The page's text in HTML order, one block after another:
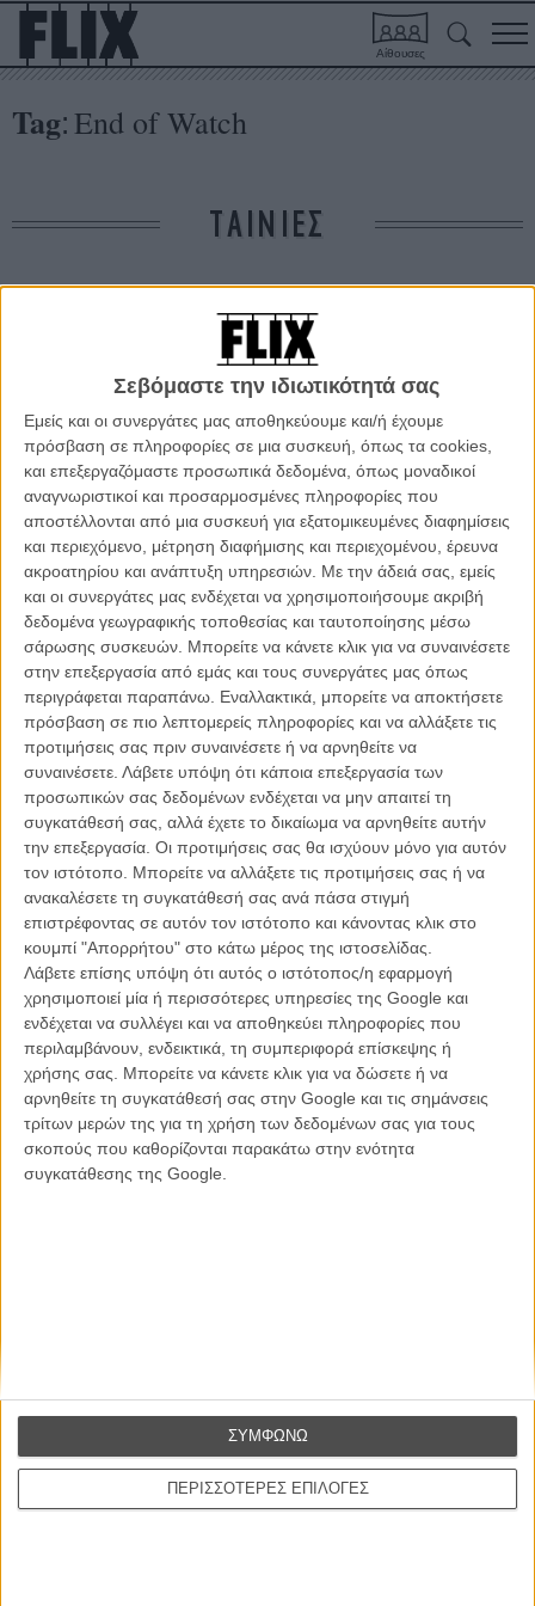
Σεβόμαστε την ιδιωτικότητά σας
Εμείς και οι συνεργάτες μας αποθηκεύουμε και/ή έχουμε
πρόσβαση σε πληροφορίες σε μια συσκευή, όπως τα cookies,
και επεξεργαζόμαστε προσωπικά δεδομένα, όπως μοναδικοί
αναγνωριστικοί και προσαρμοσμένες πληροφορίες που
αποστέλλονται από μια συσκευή για εξατομικευμένες διαφημίσεις
και περιεχόμενο, μέτρηση διαφήμισης και περιεχομένου, έρευνα
ακροατηρίου και ανάπτυξη υπηρεσιών. Με την άδειά σας, εμείς
και οι συνεργάτες μας ενδέχεται να χρησιμοποιήσουμε ακριβή
δεδομένα γεωγραφικής τοποθεσίας και ταυτοποίησης μέσω
σάρωσης συσκευών. Μπορείτε να κάνετε κλικ για να συναινέσετε
στην επεξεργασία από εμάς και τους συνεργάτες μας όπως
περιγράφεται παραπάνω. Εναλλακτικά, μπορείτε να αποκτήσετε
πρόσβαση σε πιο λεπτομερείς πληροφορίες και να αλλάξετε τις
προτιμήσεις σας πριν συναινέσετε ή να αρνηθείτε να
συναινέσετε. Λάβετε υπόψη ότι κάποια επεξεργασία των
προσωπικών σας δεδομένων ενδέχεται να μην απαιτεί τη
συγκατάθεσή σας, αλλά έχετε το δικαίωμα να αρνηθείτε αυτήν
την επεξεργασία. Οι προτιμήσεις σας θα ισχύουν μόνο για αυτόν
τον ιστότοπο. Μπορείτε να αλλάξετε τις προτιμήσεις σας ή να
ανακαλέσετε τη συγκατάθεσή σας ανά πάσα στιγμή
επιστρέφοντας σε αυτόν τον ιστότοπο και κάνοντας κλικ στο
κουμπί "Απορρήτου" στο κάτω μέρος της ιστοσελίδας.
Λάβετε επίσης υπόψη ότι αυτός ο ιστότοπος/η εφαρμογή
χρησιμοποιεί μία ή περισσότερες υπηρεσίες της Google και
ενδέχεται να συλλέγει και να αποθηκεύει πληροφορίες που
περιλαμβάνουν, ενδεικτικά, τη συμπεριφορά επίσκεψης ή
χρήσης σας. Μπορείτε να κάνετε κλικ για να δώσετε ή να
αρνηθείτε τη συγκατάθεσή σας στην Google και τις σημάνσεις
τρίτων μερών της για τη χρήση των δεδομένων σας για τους
σκοπούς που καθορίζονται παρακάτω στην ενότητα
συγκατάθεσης της Google.
ΠΕΡΙΣΣΟΤΕΡΕΣ ΕΠΙΛΟΓΕΣ
ΣΥΜΦΩΝΩ
Αίθουσες
Tag: Εnd of Watch
ΤΑΙΝΙΕΣ
Δε βρέθηκαν σχετικές κριτικές ταινιών.
ΑΡΘΡΑ
«Περιπολία»: πίσω από τις κάμερες με τον Τζέικ
Τζίλενχαλ μπάτσο στο γκέτο του Λος Αντζελες!
ΝΕΑ /07 ΜΑΡ 2013/ Πόλυ Λυκούργου
Βιμ Βέντερς
Συνέντευξη
Η επιτυχία είναι υπερτιμημένη. Δεν σε κάνει
καλύτερο, δεν σε πάει πουθενά η επιτυχία. Είναι
απλώς ένα ωραίο, ανεβαστικό, επιφανειακό
συναίσθημα.»
CONNECT
Εγγράψου στο εβδομαδιαίο newsletter μας.
Θέλω να λαμβάνω τα newsletter σας.